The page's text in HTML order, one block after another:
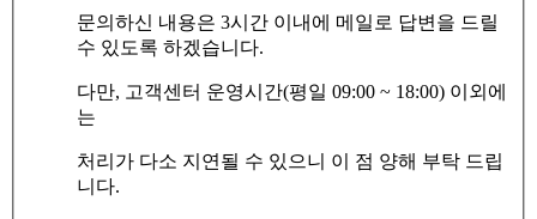
문의하신 내용은 3시간 이내에 메일로 답변을 드릴
수 있도록 하겠습니다.
다만, 고객센터 운영시간(평일 09:00 ~ 18:00) 이외에
는
처리가 다소 지연될 수 있으니 이 점 양해 부탁 드립
니다.